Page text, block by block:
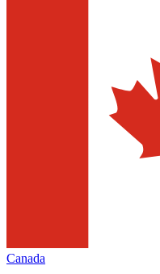
Canada